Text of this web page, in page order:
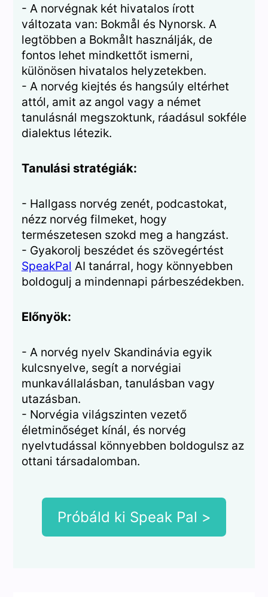
- A norvégnak két hivatalos írott
változata van: Bokmål és Nynorsk. A
legtöbben a Bokmålt használják, de
fontos lehet mindkettőt ismerni,
különösen hivatalos helyzetekben.
- A norvég kiejtés és hangsúly eltérhet
attól, amit az angol vagy a német
tanulásnál megszoktunk, ráadásul sokféle
dialektus létezik.
Tanulási stratégiák:
- Hallgass norvég zenét, podcastokat,
nézz norvég filmeket, hogy
természetesen szokd meg a hangzást.
- Gyakorolj beszédet és szövegértést
SpeakPal AI tanárral, hogy könnyebben
boldogulj a mindennapi párbeszédekben.
Előnyök:
- A norvég nyelv Skandinávia egyik
kulcsnyelve, segít a norvégiai
munkavállalásban, tanulásban vagy
utazásban.
- Norvégia világszinten vezető
életminőséget kínál, és norvég
nyelvtudással könnyebben boldogulsz az
ottani társadalomban.
Próbáld ki Speak Pal >